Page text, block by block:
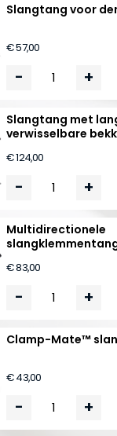
Slangtang voor
€ 57,00
- +
Slangtang met
verwisselbare
€ 124,00
- +
Multidirectionele
€ 83,00
- +
Clamp-Mate™
€ 43,00
- +